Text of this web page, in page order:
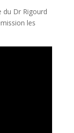
du Dr Rigourd
les